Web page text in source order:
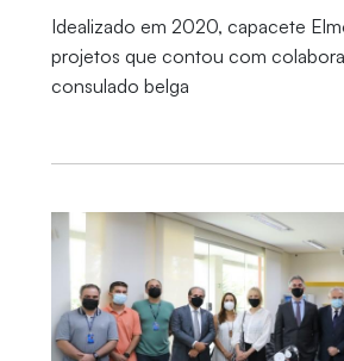
Idealizado em 2020, capacete
projetos que contou com
consulado belga